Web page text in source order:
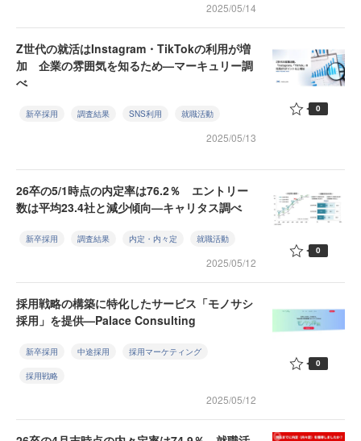
2025/05/14
Z世代の就活はInstagram・TikTokの利用が増
加 企業の雰囲気を知るため—マーキュリー調
べ
新卒採用 調査結果 SNS利用 就職活動
2025/05/13
0
26卒の5/1時点の内定率は76.2％ エントリー
数は平均23.4社と減少傾向—キャリタス調べ
新卒採用 調査結果 内定・内々定 就職活動
2025/05/12
0
採用戦略の構築に特化したサービス「モノサシ
採用」を提供—Palace Consulting
新卒採用 中途採用 採用マーケティング
採用戦略
2025/05/12
0